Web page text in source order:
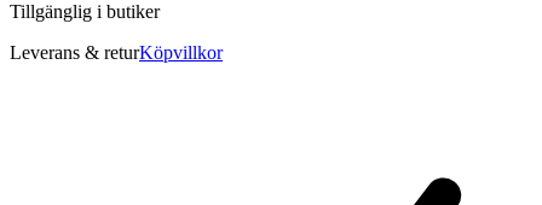
Tillgänglig i butiker
Leverans & returKöpvillkor